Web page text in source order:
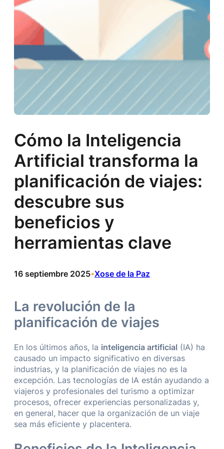
Cómo la Inteligencia
Artificial transforma la
planificación de viajes:
descubre sus
beneficios y
herramientas clave
16 septiembre 2025•Xose de la Paz
La revolución de la
planificación de viajes
En los últimos años, la inteligencia artificial (IA) ha
causado un impacto significativo en diversas
industrias, y la planificación de viajes no es la
excepción. Las tecnologías de IA están ayudando a
viajeros y profesionales del turismo a optimizar
procesos, ofrecer experiencias personalizadas y,
en general, hacer que la organización de un viaje
sea más eficiente y placentera.